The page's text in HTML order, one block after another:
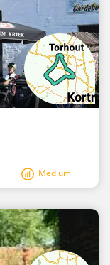
Medium